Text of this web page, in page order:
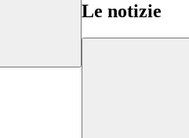
Le notizie